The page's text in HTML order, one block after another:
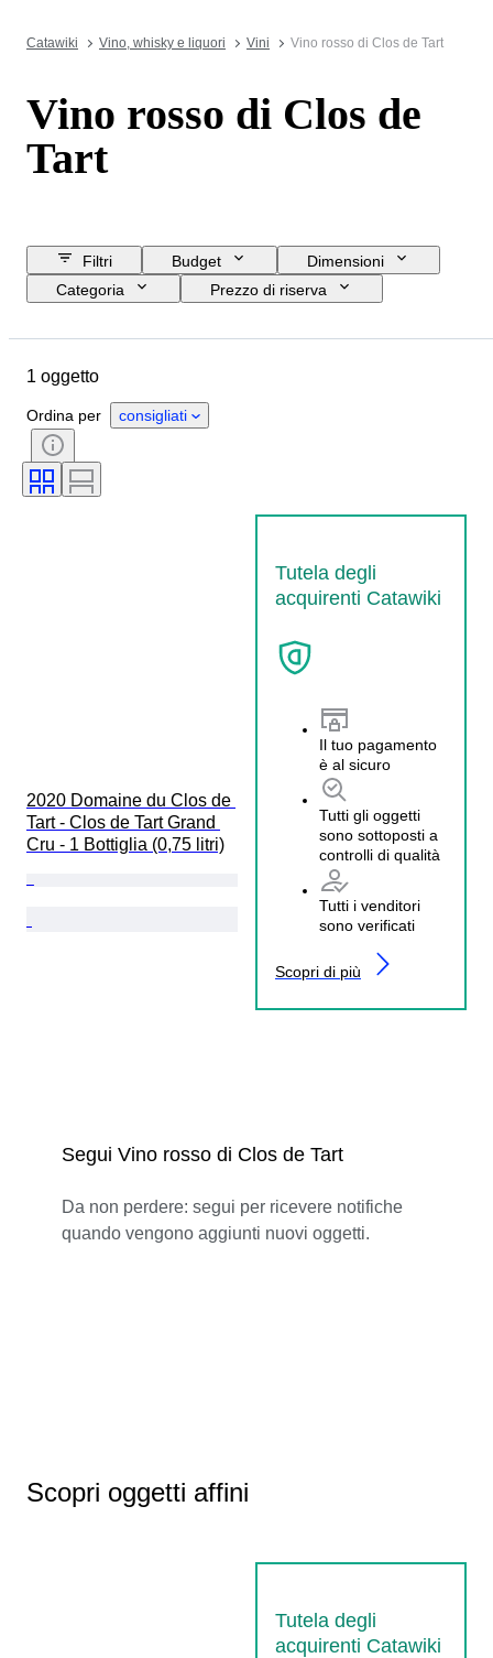
Catawiki Vino, whisky e liquori Vini Vino rosso di Clos de Tart
Vino rosso di Clos de
Tart
Filtri Budget
Dimensioni
Categoria
Prezzo di riserva
Formato della bottiglia
Regione vinicola
Denominazione del vino / Classificazione
Livello di riempimento del vino
Classificazione del vino
1 oggetto
Ordina per consigliati
2020 Domaine du Clos de
Tart - Clos de Tart Grand
Cru - 1 Bottiglia (0,75 litri)
Tutela degli
acquirenti Catawiki
Il tuo pagamento
è al sicuro
Tutti gli oggetti
sono sottoposti a
controlli di qualità
Tutti i venditori
sono verificati
Scopri di più
Segui Vino rosso di Clos de Tart
Da non perdere: segui per ricevere notifiche
quando vengono aggiunti nuovi oggetti.
Scopri oggetti affini
Tutela degli
acquirenti Catawiki